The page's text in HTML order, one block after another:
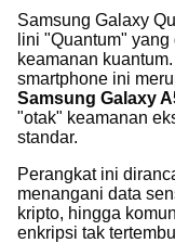
Samsung Galaxy
lini "Quantum"
keamanan
smartphone ini
Samsung Galaxy
"otak" keamanan
standar.
Perangkat ini
menangani data
kripto, hingga
enkripsi tak